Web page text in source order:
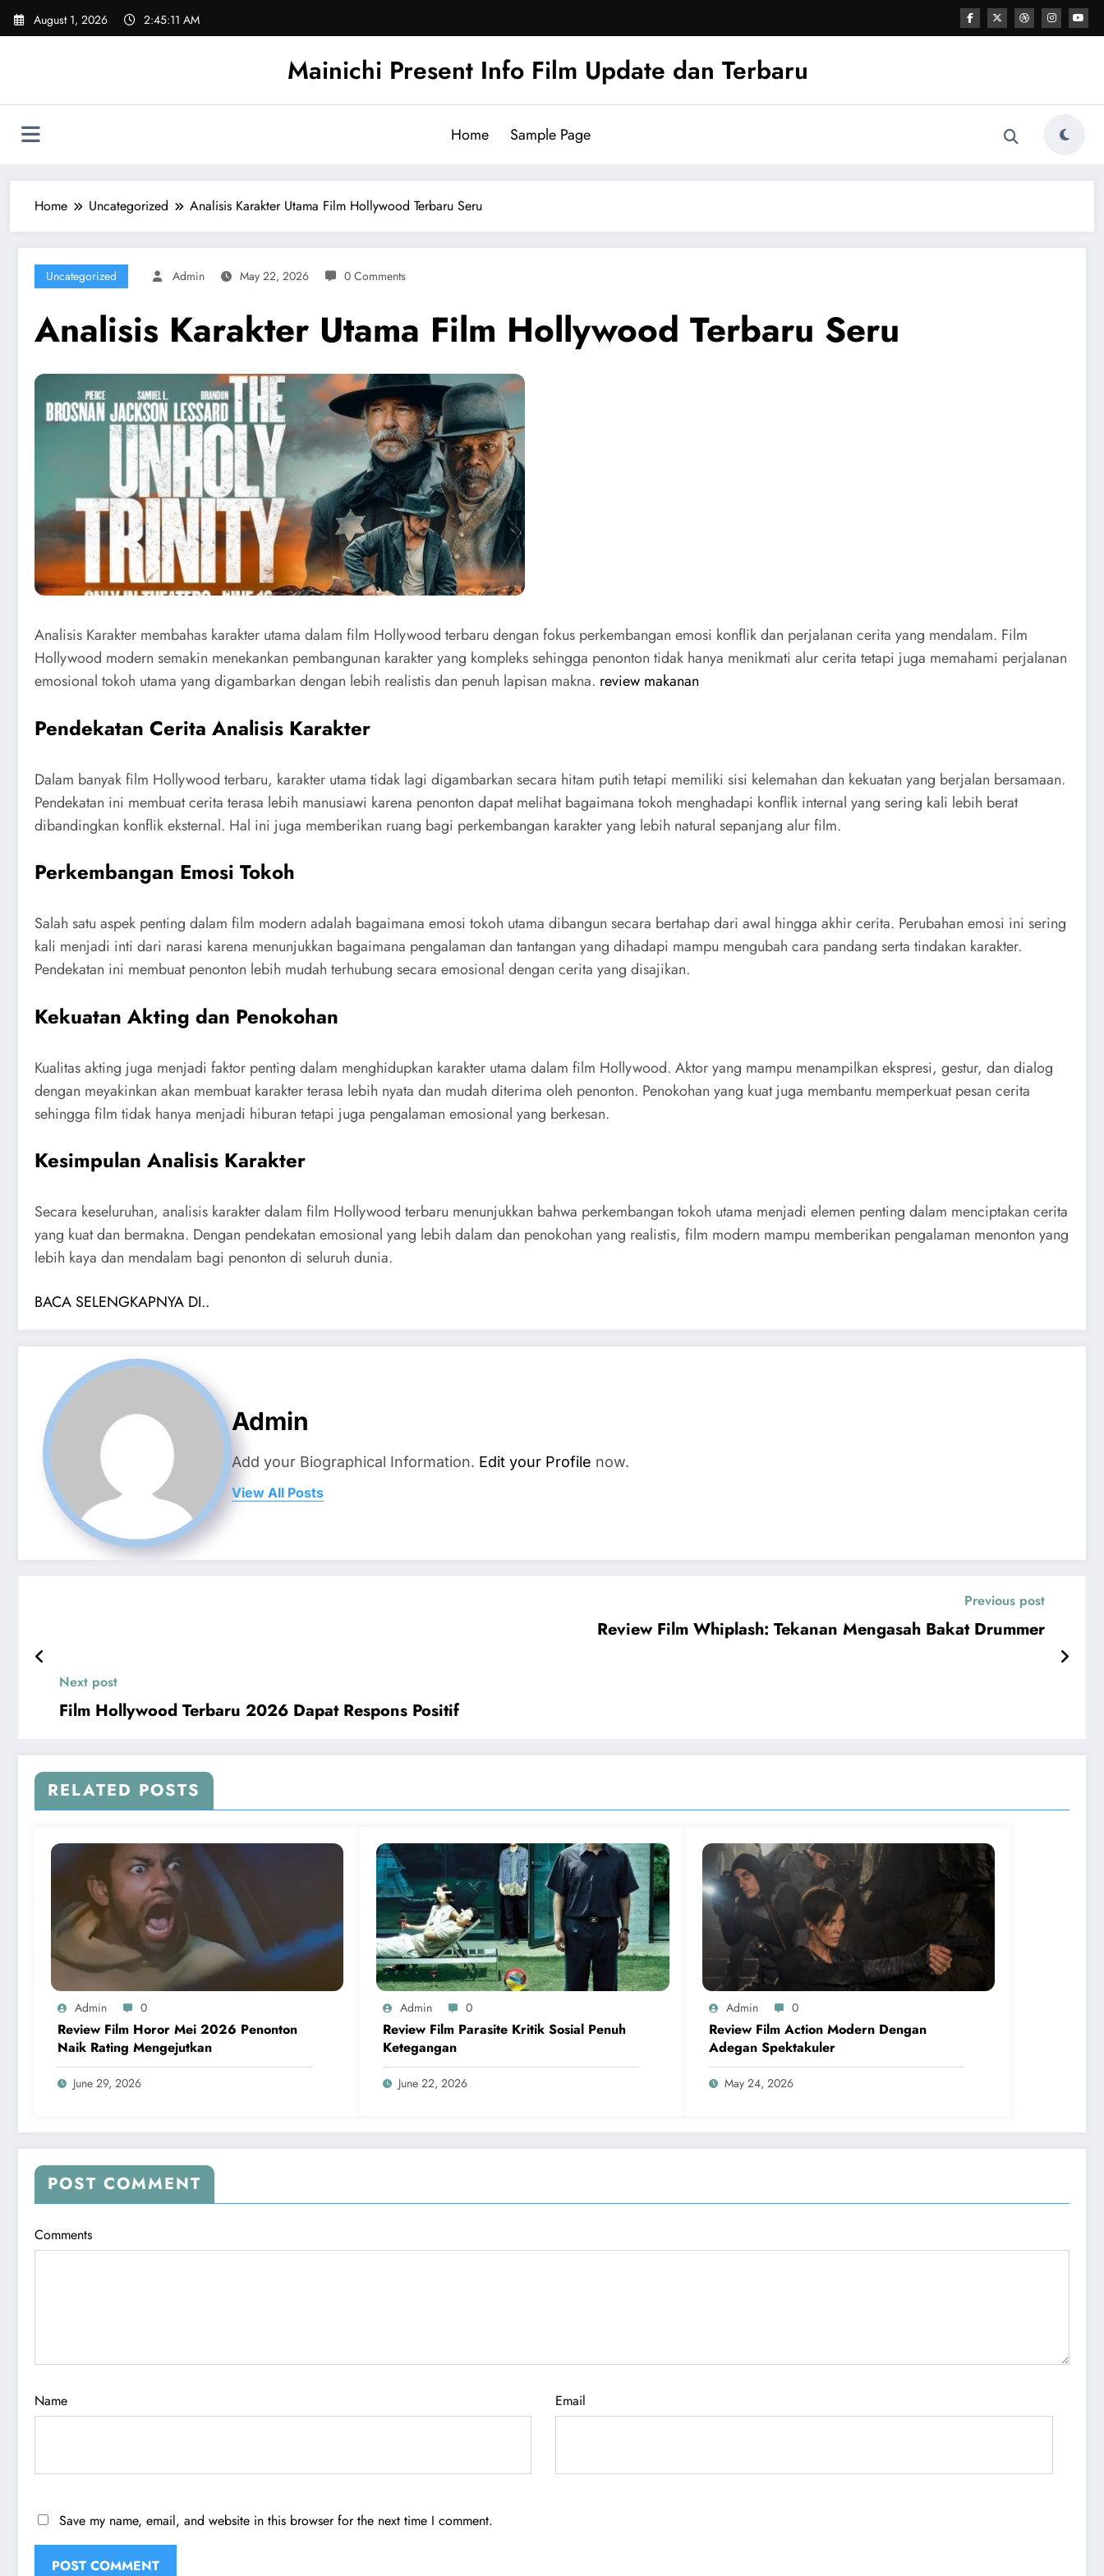
Skip
August 1, 2026 2:45:12 AM
Mainichi Present Info Film Update dan Terbaru
Home Sample Page
Home Uncategorized Analisis Karakter Utama Film Hollywood Terbaru Seru
Uncategorized Admin May 22, 2026 0 Comments
Analisis Karakter Utama Film Hollywood Terbaru Seru
Analisis Karakter membahas karakter utama dalam film Hollywood terbaru dengan fokus perkembangan emosi konflik dan perjalanan cerita yang mendalam. Film
Hollywood modern semakin menekankan pembangunan karakter yang kompleks sehingga penonton tidak hanya menikmati alur cerita tetapi juga memahami perjalanan
emosional tokoh utama yang digambarkan dengan lebih realistis dan penuh lapisan makna. review makanan
Pendekatan Cerita Analisis Karakter
Dalam banyak film Hollywood terbaru, karakter utama tidak lagi digambarkan secara hitam putih tetapi memiliki sisi kelemahan dan kekuatan yang berjalan bersamaan.
Pendekatan ini membuat cerita terasa lebih manusiawi karena penonton dapat melihat bagaimana tokoh menghadapi konflik internal yang sering kali lebih berat
dibandingkan konflik eksternal. Hal ini juga memberikan ruang bagi perkembangan karakter yang lebih natural sepanjang alur film.
Perkembangan Emosi Tokoh
Salah satu aspek penting dalam film modern adalah bagaimana emosi tokoh utama dibangun secara bertahap dari awal hingga akhir cerita. Perubahan emosi ini sering
kali menjadi inti dari narasi karena menunjukkan bagaimana pengalaman dan tantangan yang dihadapi mampu mengubah cara pandang serta tindakan karakter.
Pendekatan ini membuat penonton lebih mudah terhubung secara emosional dengan cerita yang disajikan.
Kekuatan Akting dan Penokohan
Kualitas akting juga menjadi faktor penting dalam menghidupkan karakter utama dalam film Hollywood. Aktor yang mampu menampilkan ekspresi, gestur, dan dialog
dengan meyakinkan akan membuat karakter terasa lebih nyata dan mudah diterima oleh penonton. Penokohan yang kuat juga membantu memperkuat pesan cerita
sehingga film tidak hanya menjadi hiburan tetapi juga pengalaman emosional yang berkesan.
Kesimpulan Analisis Karakter
Secara keseluruhan, analisis karakter dalam film Hollywood terbaru menunjukkan bahwa perkembangan tokoh utama menjadi elemen penting dalam menciptakan cerita
yang kuat dan bermakna. Dengan pendekatan emosional yang lebih dalam dan penokohan yang realistis, film modern mampu memberikan pengalaman menonton yang
lebih kaya dan mendalam bagi penonton di seluruh dunia.
BACA SELENGKAPNYA DI..
Admin
Add your Biographical Information. Edit your Profile now.
View All Posts
Previous post
Review Film Whiplash: Tekanan Mengasah Bakat Drummer
Next post
Film Hollywood Terbaru 2026 Dapat Respons Positif
RELATED POSTS
Admin 0
Review Film Horor Mei 2026 Penonton
Naik Rating Mengejutkan
June 29, 2026
Admin 0
Review Film Parasite Kritik Sosial Penuh
Ketegangan
June 22, 2026
Admin 0
Review Film Action Modern Dengan
Adegan Spektakuler
May 24, 2026
POST COMMENT
Comments
Name Email
Save my name, email, and website in this browser for the next time I comment.